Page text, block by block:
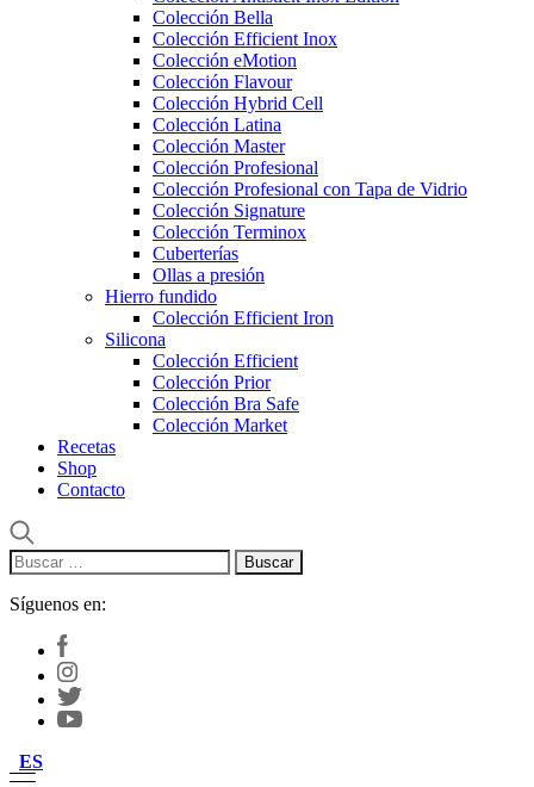
Colección Bella
Colección Efficient Inox
Colección eMotion
Colección Flavour
Colección Hybrid Cell
Colección Latina
Colección Master
Colección Profesional
Colección Profesional con Tapa de Vidrio
Colección Signature
Colección Terminox
Cuberterías
Ollas a presión
Hierro fundido
Colección Efficient Iron
Silicona
Colección Efficient
Colección Prior
Colección Bra Safe
Colección Market
Recetas
Shop
Contacto
Buscar:
Síguenos en:
ES